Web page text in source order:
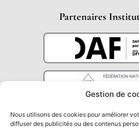
Gestion de
Nous utilisons des cookies pour améliorer
diffuser des publicités ou des contenus
Partenaires